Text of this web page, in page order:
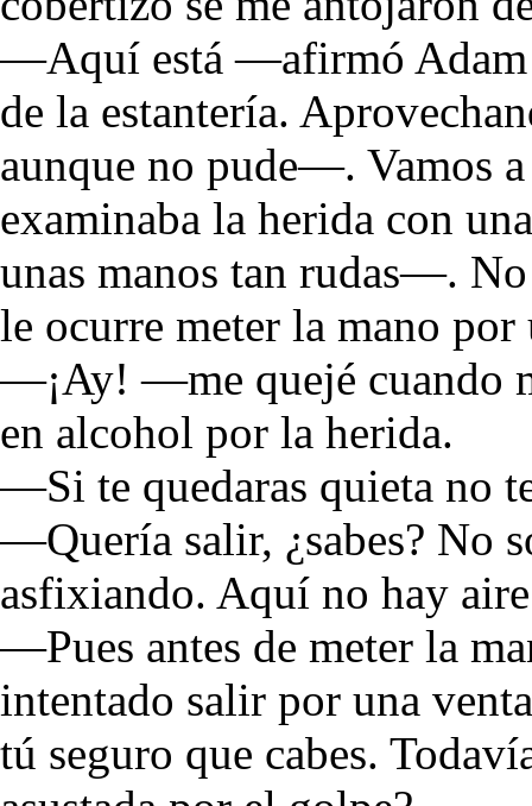
—Aquí está —afirmó Adam
de la estantería.
aunque no pude—. Vamos
examinaba la herida con
unas manos tan rudas—.
le ocurre meter la mano por
—¡Ay! —me quejé cuando
en alcohol por la herida.
—Si te quedaras quieta no
—Quería salir, ¿sabes? No
asfixiando. Aquí no hay
—Pues antes de meter la
intentado salir por una
tú seguro que cabes.